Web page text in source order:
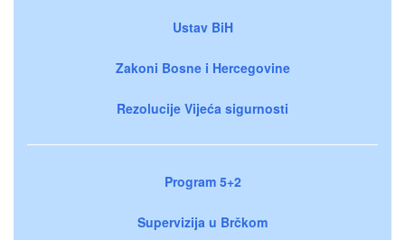
Ustav BiH
Zakoni Bosne i Hercegovine
Rezolucije Vijeća sigurnosti
Program 5+2
Supervizija u Brčkom